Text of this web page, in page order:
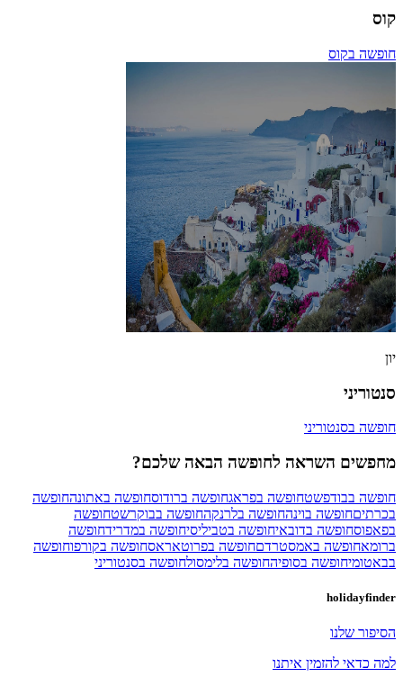
קוס
חופשה בקוס
יון
סנטוריני
חופשה בסנטוריני
מחפשים השראה לחופשה הבאה שלכם?
חופשה בבודפשטחופשה בפראגחופשה ברודוסחופשה באתונהחופשה
בכרתיםחופשה בוינהחופשה בלרנקהחופשה בבוקרשטחופשה
בפאפוסחופשה בדובאיחופשה בטביליסיחופשה במדרידחופשה
ברומאחופשה באמסטרדםחופשה בפרוטאראסחופשה בקורפוחופשה
בבאטומיחופשה בסופיהחופשה בלימסולחופשה בסנטוריני
holidayfinder
הסיפור שלנו
למה כדאי להזמין איתנו